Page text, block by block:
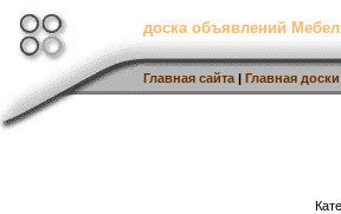
доска объявлений
Главная сайта | Главная доски